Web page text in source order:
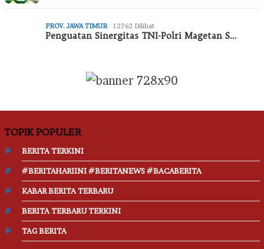
PROV. JAWA TIMUR 12762 Dilihat
Penguatan Sinergitas TNI-Polri Magetan S…
TOPIK POPULER
BERITA TERKINI
#BERITAHARIINI #BERITANEWS #BACABERITA
KABAR BERITA TERBARU
BERITA TERBARU TERKINI
TAG BERITA